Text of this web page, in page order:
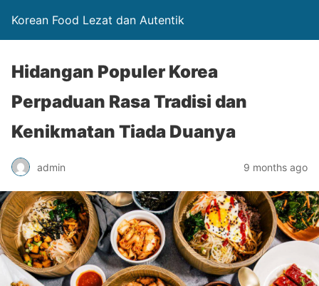
Korean Food Lezat dan Autentik
Hidangan Populer Korea
Perpaduan Rasa Tradisi dan
Kenikmatan Tiada Duanya
admin 9 months ago